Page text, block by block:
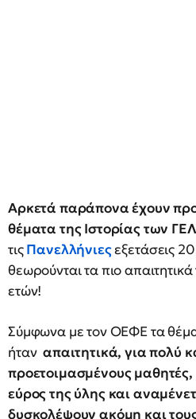
Αρκετά παράπονα έχουν
θέματα της Ιστορίας των ΓΕΛ
τιςΠανελλήνιεςεξετάσεις
θεωρούνται τα πιο
ετών!
Σύμφωνα με τον ΟΕΦΕ τα
ήταναπαιτητικά, για πολύ
προετοιμασμένους
εύρος της ύλης και
δυσκολέψουν ακόμη και